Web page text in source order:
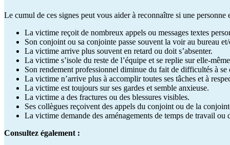
Le cumul de ces signes peut vous aider à reconnaître si une
La victime reçoit de nombreux appels ou messages textes
Son conjoint ou sa conjointe passe souvent la voir au bureau
La victime arrive plus souvent en retard ou doit s’absenter.
La victime s’isole du reste de l’équipe et se replie sur elle-
Son rendement professionnel diminue du fait de difficultés à se
La victime n’arrive plus à accomplir toutes ses tâches et à
La victime est toujours sur ses gardes et semble anxieuse.
La victime a des fractures ou des blessures visibles.
Ses collègues reçoivent des appels du conjoint ou de la
La victime demande des aménagements de temps de travail ou
Consultez également :